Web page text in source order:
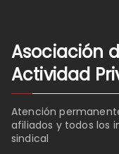
Asociación
Actividad
Atención
afiliados y todos los
sindical